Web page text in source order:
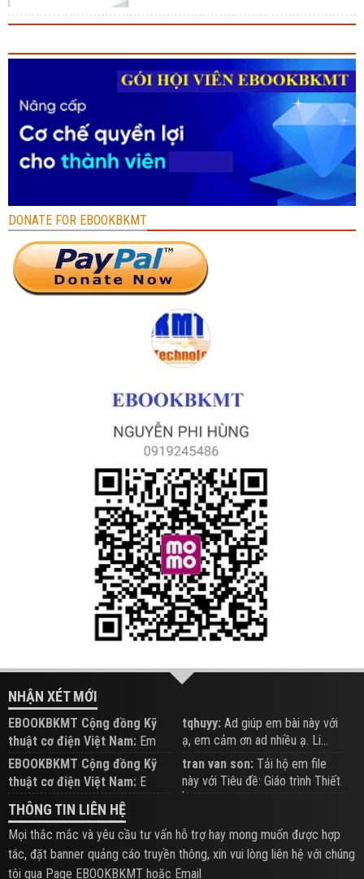
DONATE FOR EBOOKBKMT
NHẬN XÉT MỚI
EBOOKBKMT Cộng đồng Kỹ
thuật cơ điện Việt Nam: Em
đăng trên Group hỗ trợ nhé
tqhuyy: Ad giúp em bài này với
ạ, em cảm ơn ad nhiều ạ. Li...
EBOOKBKMT Cộng đồng Kỹ
thuật cơ điện Việt Nam: E
xem hỗ trợ trên Group
tran van son: Tải hộ em file
này với Tiêu đề: Giáo trình Thiết
b...
THÔNG TIN LIÊN HỆ
Mọi thắc mắc và yêu cầu tư vấn hỗ trợ hay mong muốn được hợp
tác, đặt banner quảng cáo truyền thông, xin vui lòng liên hệ với chúng
tôi qua Page EBOOKBKMT hoặc Email